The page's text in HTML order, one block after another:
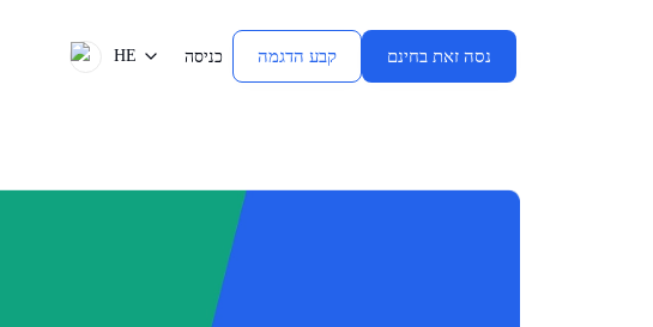
HE כניסה קבע הדגמה נסה זאת בחינם